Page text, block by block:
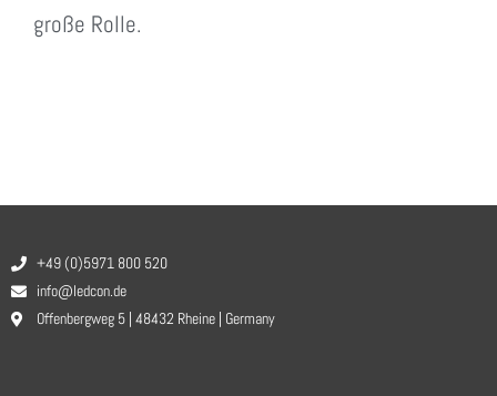
große Rolle.
+49 (0)5971 800 520
info@ledcon.de
Offenbergweg 5 | 48432 Rheine | Germany